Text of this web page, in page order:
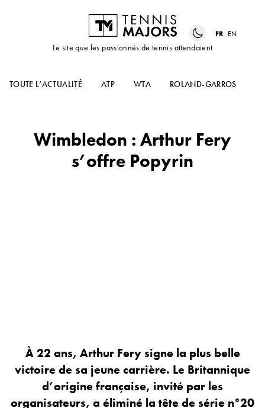
Le site que les passionnés de tennis attendaient
FR EN
TOUTE L’ACTUALITÉ ATP WTA ROLAND-GARROS
Wimbledon : Arthur Fery
s’offre Popyrin
À 22 ans, Arthur Fery signe la plus belle
victoire de sa jeune carrière. Le Britannique
d’origine française, invité par les
organisateurs, a éliminé la tête de série n°20